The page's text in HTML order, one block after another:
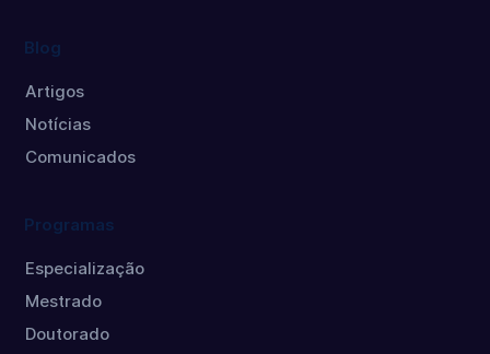
Blog
Artigos
Notícias
Comunicados
Programas
Especialização
Mestrado
Doutorado